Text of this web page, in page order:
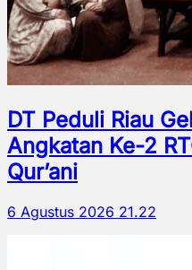
DT Peduli Riau
Angkatan Ke-2
Qur’ani
6 Agustus 2026 21.22